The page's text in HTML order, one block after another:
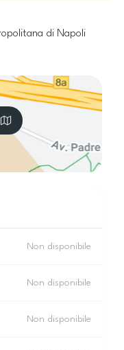
di Napoli
Non disponibile
Non disponibile
Non disponibile